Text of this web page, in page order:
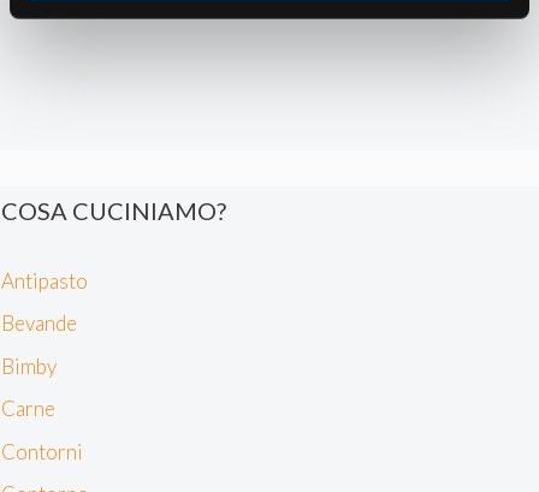
Noi e i nostri partner trattiamo i tuoi dati personali, ad
cookie e/o altri strumenti di tracciamento, per
dispositivo. Ciò è finalizzato a pubblicare annunci e
contenuti personalizzati, valutare pubblicità e contenuti,
scegliere chi utilizza i tuoi dati e per quali scopi.
Approfondisci come vengono elaborati i tuoi dati personali
COSA CUCINIAMO?
Antipasto
Bevande
Bimby
Carne
Contorni